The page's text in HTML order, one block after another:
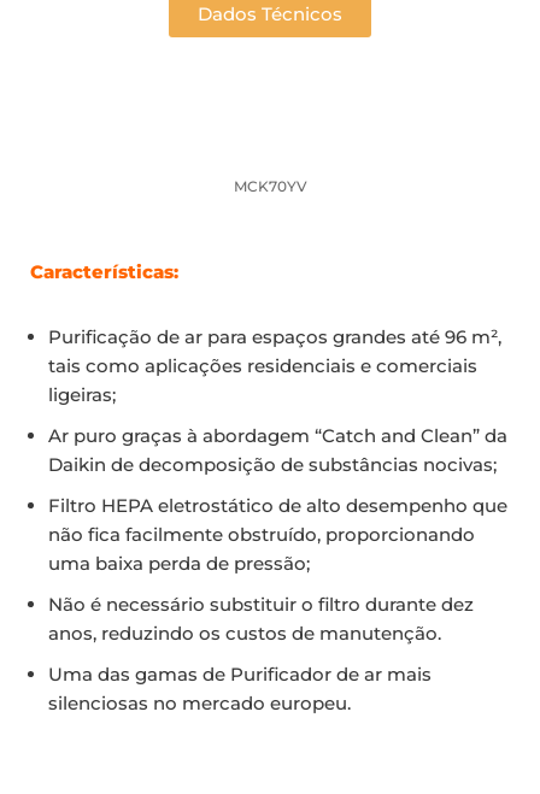
Dados Técnicos
MCK70YV
Características:
Purificação de ar para espaços grandes até 96 m²,
tais como aplicações residenciais e comerciais
ligeiras;
Ar puro graças à abordagem “Catch and Clean” da
Daikin de decomposição de substâncias nocivas;
Filtro HEPA eletrostático de alto desempenho que
não fica facilmente obstruído, proporcionando
uma baixa perda de pressão;
Não é necessário substituir o filtro durante dez
anos, reduzindo os custos de manutenção.
Uma das gamas de Purificador de ar mais
silenciosas no mercado europeu.